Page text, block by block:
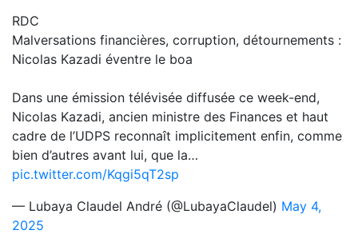
RDC
Malversations financières, corruption, détournements :
Nicolas Kazadi éventre le boa
Dans une émission télévisée diffusée ce week-end,
Nicolas Kazadi, ancien ministre des Finances et haut
cadre de l’UDPS reconnaît implicitement enfin, comme
bien d’autres avant lui, que la…
pic.twitter.com/Kqgi5qT2sp
— Lubaya Claudel André (@LubayaClaudel) May 4,
2025